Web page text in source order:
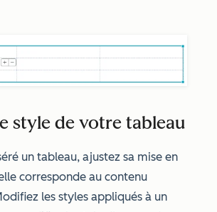
style de votre tableau
un tableau, ajustez sa mise en
corresponde au contenu
les styles appliqués à un